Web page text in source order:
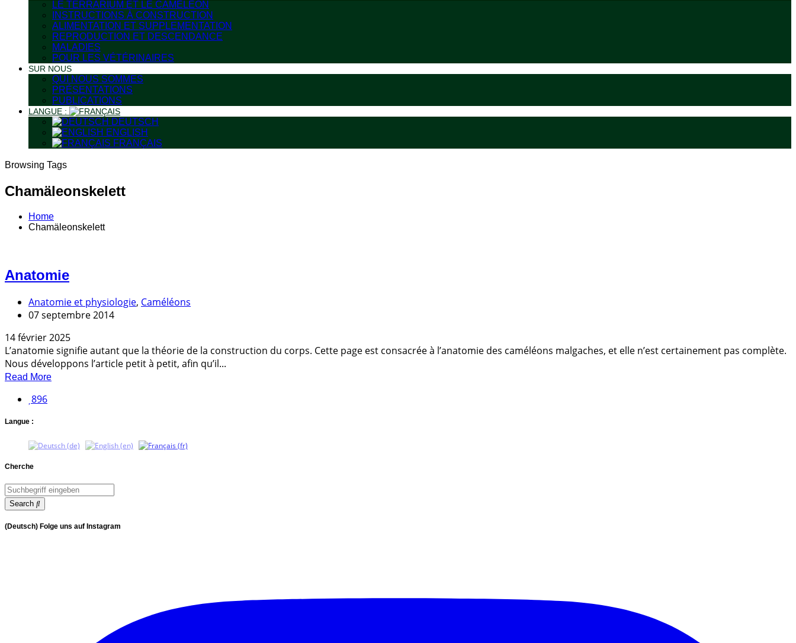
LE TERRARIUM ET LE CAMÉLÉON
INSTRUCTIONS À CONSTRUCTION
ALIMENTATION ET SUPPLEMENTATION
REPRODUCTION ET DESCENDANCE
MALADIES
POUR LES VÉTÉRINAIRES
SUR NOUS
QUI NOUS SOMMES
PRÉSENTATIONS
PUBLICATIONS
LANGUE :
DEUTSCH
ENGLISH
FRANÇAIS
Browsing Tags
Chamäleonskelett
Home
Chamäleonskelett
Anatomie
Anatomie et physiologie, Caméléons
07 septembre 2014
14 février 2025
L’anatomie signifie autant que la théorie de la construction du corps. Cette page est consacrée à l’anatomie des caméléons malgaches, et elle n’est certainement pas complète.
Nous développons l’article petit à petit, afin qu’il...
Read More
896
Langue :
Cherche
Search
(Deutsch) Folge uns auf Instagram